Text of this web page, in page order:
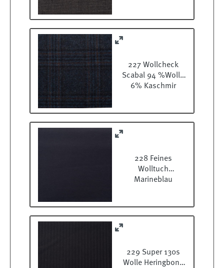
227 Wollcheck
Scabal 94 %Wolle
6% Kaschmir
228 Feines
Wolltuch
Marineblau
229 Super 130s
Wolle Heringbone